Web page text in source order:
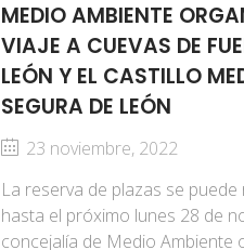
MEDIO AMBIENTE
VIAJE A CUEVAS DE
LEÓN Y EL CASTILLO
SEGURA DE LEÓN
23 noviembre, 2022
La reserva de plazas se puede
hasta el próximo lunes 28 de
concejalía de Medio Ambiente